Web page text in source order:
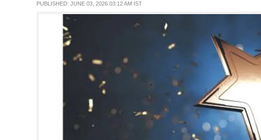
PUBLISHED: JUNE 03, 2026 03:12 AM IST